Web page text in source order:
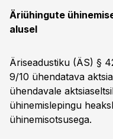
Äriühingute
alusel
Äriseadustiku (ÄS) §
9/10 ühendatava
ühendavale
ühinemislepingu
ühinemisotsusega.